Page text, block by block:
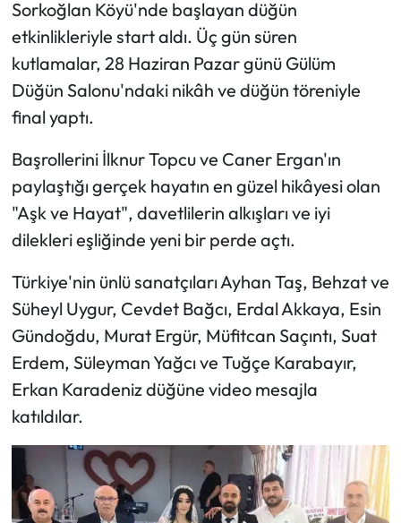
Sorkoğlan Köyü'nde başlayan düğün
etkinlikleriyle start aldı. Üç gün süren
kutlamalar, 28 Haziran Pazar günü Gülüm
Düğün Salonu'ndaki nikâh ve düğün töreniyle
final yaptı.
Başrollerini İlknur Topcu ve Caner Ergan'ın
paylaştığı gerçek hayatın en güzel hikâyesi olan
"Aşk ve Hayat", davetlilerin alkışları ve iyi
dilekleri eşliğinde yeni bir perde açtı.
Türkiye'nin ünlü sanatçıları Ayhan Taş, Behzat ve
Süheyl Uygur, Cevdet Bağcı, Erdal Akkaya, Esin
Gündoğdu, Murat Ergür, Müfitcan Saçıntı, Suat
Erdem, Süleyman Yağcı ve Tuğçe Karabayır,
Erkan Karadeniz düğüne video mesajla
katıldılar.
Ortaköy Haberleri
Osmancık Haberleri
Otomotiv
Resmi İlan
Resmi Reklam
Sağlık
Siyaset
Spor
Sungurlu Haberleri
Uğurludağ Haberleri